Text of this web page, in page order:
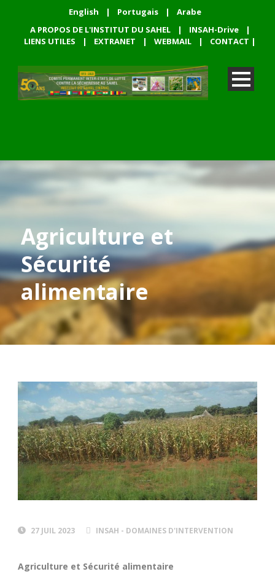
English | Portugais |
Arabe
A PROPOS DE L'INSTITUT DU SAHEL
| INSAH-Drive
|
LIENS UTILES
| EXTRANET | WEBMAIL | CONTACT |
Agriculture et
Sécurité
alimentaire
27 JUIL 2023 INSAH - DOMAINES D'INTERVENTION
Agriculture et Sécurité alimentaire